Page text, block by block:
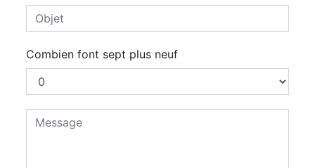
Combien font sept plus neuf